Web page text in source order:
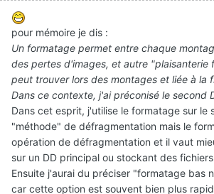
pour mémoire je dis :
Un formatage permet entre chaque
des pertes d'images, et autre "plaisanterie
peut trouver lors des montages et liée à la
Dans ce contexte, j'ai préconisé le second
Dans cet esprit, j'utilise le formatage sur le
"méthode" de défragmentation mais le
opération de défragmentation et il vaut
sur un DD principal ou stockant des
Ensuite j'aurai du préciser "formatage bas
car cette option est souvent bien plus